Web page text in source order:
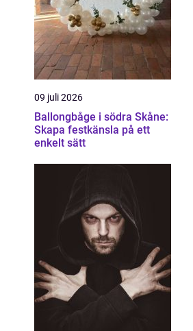
09 juli 2026
Ballongbåge i södra Skåne:
Skapa festkänsla på ett
enkelt sätt